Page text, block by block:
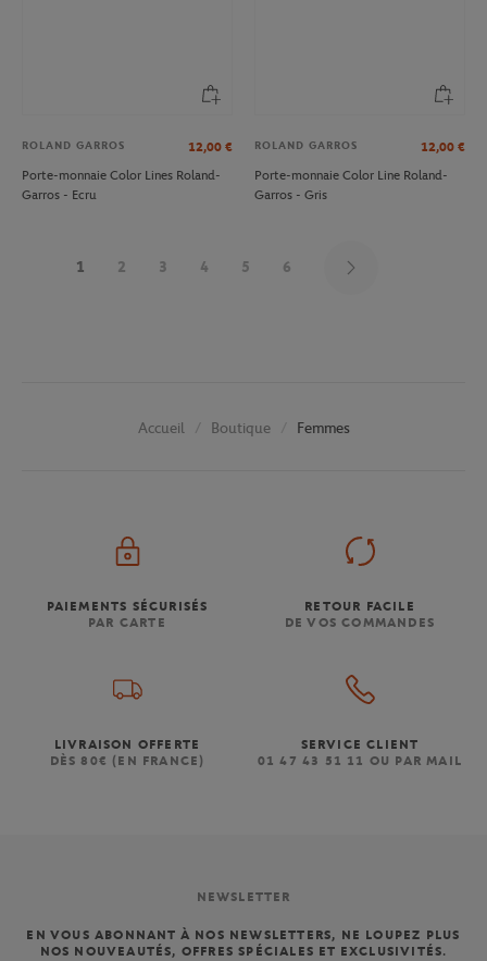
ROLAND GARROS 12,00 €
Porte-monnaie Color Lines Roland-
Garros - Ecru
ROLAND GARROS 12,00 €
Porte-monnaie Color Line Roland-
Garros - Gris
1 2 3 4 5 6
Accueil Boutique Femmes
PAIEMENTS SÉCURISÉS
PAR CARTE
RETOUR FACILE
DE VOS COMMANDES
LIVRAISON OFFERTE
DÈS 80€ (EN FRANCE)
SERVICE CLIENT
01 47 43 51 11 OU PAR MAIL
NEWSLETTER
EN VOUS ABONNANT À NOS NEWSLETTERS, NE LOUPEZ PLUS
NOS NOUVEAUTÉS, OFFRES SPÉCIALES ET EXCLUSIVITÉS.